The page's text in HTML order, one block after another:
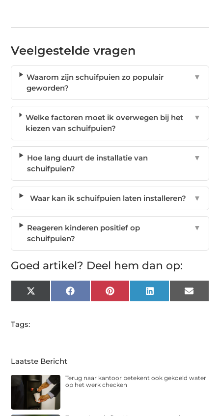
Veelgestelde vragen
Waarom zijn schuifpuien zo populair
geworden?
▼
Welke factoren moet ik overwegen bij het
kiezen van schuifpuien?
▼
Hoe lang duurt de installatie van
schuifpuien?
▼
Waar kan ik schuifpuien laten installeren? ▼
Reageren kinderen positief op
schuifpuien?
▼
Goed artikel? Deel hem dan op:
X
(Twitter)
FacebookPinterest LinkedIn Email
Tags:
Laatste Bericht
Terug naar kantoor betekent ook gekoeld water
op het werk checken